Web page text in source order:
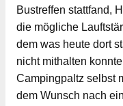
Bustreffen stattfand,
die mögliche
dem was heute dort
nicht mithalten
Campingpaltz selbst
dem Wunsch nach